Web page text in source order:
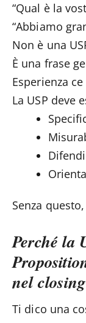
“Qual è la
“Abbiamo
Non è una
È una frase
Esperienza
La USP deve
Senza
Perché la
nel closing
Ti dico una